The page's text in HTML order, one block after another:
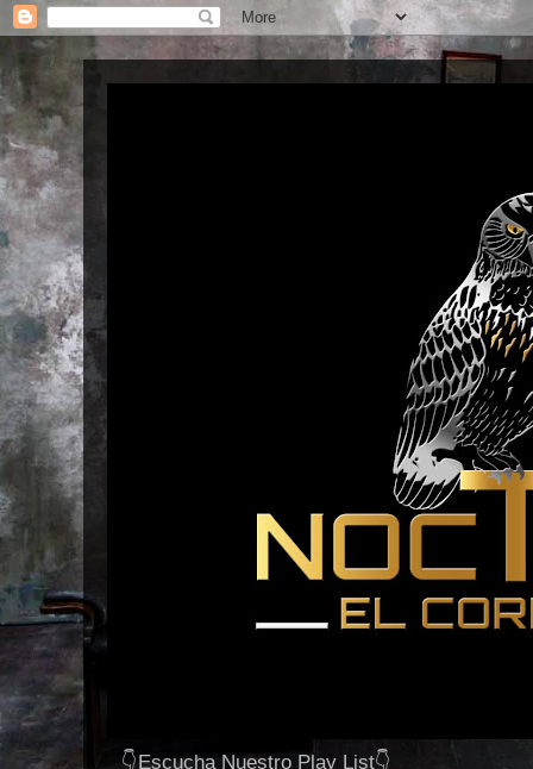
👇Escucha Nuestro Play List👇